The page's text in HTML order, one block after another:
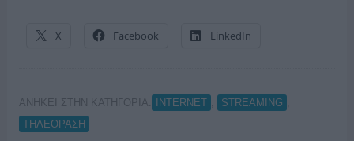
X Facebook LinkedIn
ΑΝΗΚΕΙ ΣΤΗΝ ΚΑΤΗΓΟΡΙΑ: INTERNET STREAMING
ΤΗΛΕΟΡΑΣΗ